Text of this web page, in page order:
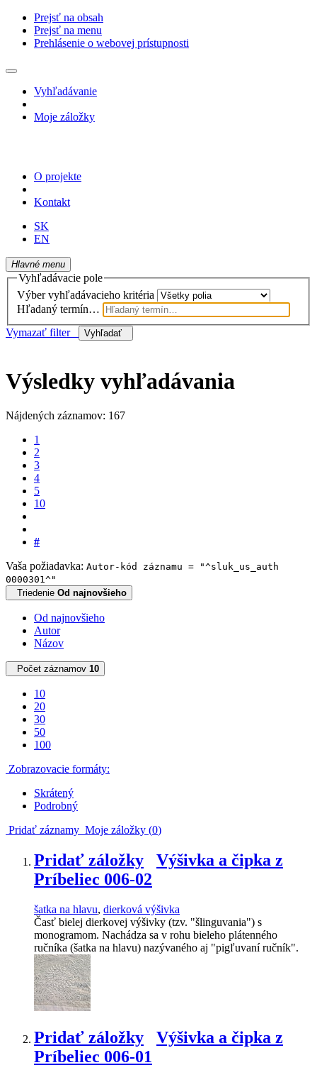
Prejsť na obsah
Prejsť na menu
Prehlásenie o webovej prístupnosti
Vyhľadávanie
Moje záložky
O projekte
Kontakt
SK
EN
Hlavné menu
Vyhľadávacie pole
Výber vyhľadávacieho kritéria
Hľadaný termín…
Vymazať filter
Vyhľadať
Výsledky vyhľadávania
Nájdených záznamov: 167
1
2
3
4
5
10
#
Vaša požiadavka: Autor-kód záznamu = "^sluk_us_auth
0000301^"
Triedenie Od najnovšieho
Od najnovšieho
Autor
Názov
Počet záznamov 10
10
20
30
50
100
Zobrazovacie formáty:
Skrátený
Podrobný
Pridať záznamy Moje záložky (0)
Pridať záložky
Výšivka a čipka z
Príbeliec 006-02
šatka na hlavu, dierková výšivka
Časť bielej dierkovej výšivky (tzv. "šlinguvania") s
monogramom. Nachádza sa v rohu bieleho plátenného
ručníka (šatka na hlavu) nazývaného aj "pigľuvaní ručník".
Pridať záložky
Výšivka a čipka z
Príbeliec 006-01